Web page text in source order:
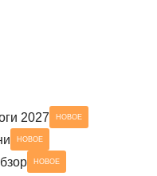
2027 НОВОЕ
НОВОЕ
НОВОЕ